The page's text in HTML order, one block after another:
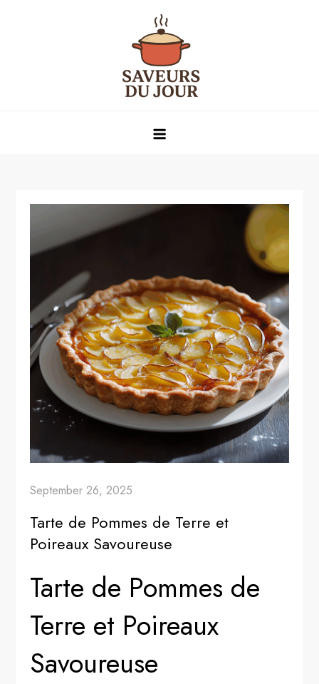
September 26, 2025
Tarte de Pommes de Terre et
Poireaux Savoureuse
Tarte de Pommes de
Terre et Poireaux
Savoureuse